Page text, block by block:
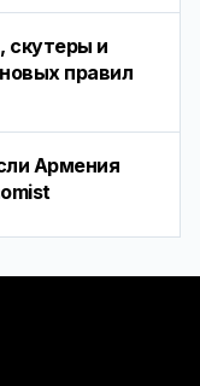
и
правил
Армения